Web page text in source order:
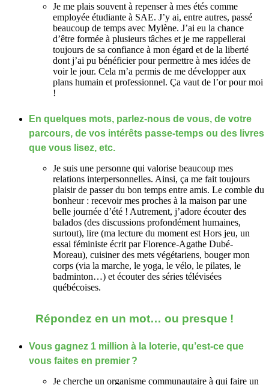
Je me plais souvent à repenser à mes étés comme
employée étudiante à SAE. J’y ai, entre autres, passé
beaucoup de temps avec Mylène. J’ai eu la chance
d’être formée à plusieurs tâches et je me rappellerai
toujours de sa confiance à mon égard et de la liberté
dont j’ai pu bénéficier pour permettre à mes idées de
voir le jour. Cela m’a permis de me développer aux
plans humain et professionnel. Ça vaut de l’or pour moi
!
En quelques mots, parlez-nous de vous, de votre
parcours, de vos intérêts passe-temps ou des livres
que vous lisez, etc.
Je suis une personne qui valorise beaucoup mes
relations interpersonnelles. Ainsi, ça me fait toujours
plaisir de passer du bon temps entre amis. Le comble du
bonheur : recevoir mes proches à la maison par une
belle journée d’été ! Autrement, j’adore écouter des
balados (des discussions profondément humaines,
surtout), lire (ma lecture du moment est Hors jeu, un
essai féministe écrit par Florence-Agathe Dubé-
Moreau), cuisiner des mets végétariens, bouger mon
corps (via la marche, le yoga, le vélo, le pilates, le
badminton…) et écouter des séries télévisées
québécoises.
Répondez en un mot… ou presque !
Vous gagnez 1 million à la loterie, qu’est-ce que
vous faites en premier ?
Je cherche un organisme communautaire à qui faire un